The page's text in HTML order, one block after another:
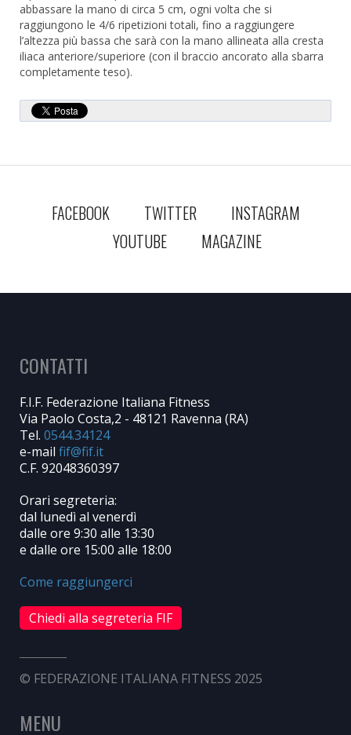
abbassare la mano di circa 5 cm, ogni volta che si
raggiungono le 4/6 ripetizioni totali, fino a raggiungere
l’altezza più bassa che sarà con la mano allineata alla cresta
iliaca anteriore/superiore (con il braccio ancorato alla sbarra
completamente teso).
FACEBOOK TWITTER
INSTAGRAM
YOUTUBE
MAGAZINE
CONTATTI
F.I.F. Federazione Italiana Fitness
Via Paolo Costa,2 - 48121 Ravenna (RA)
Tel. 0544.34124
e-mail
C.F. 92048360397
Orari segreteria:
dal lunedì al venerdì
dalle ore 9:30 alle 13:30
e dalle ore 15:00 alle 18:00
Come raggiungerci
Chiedi alla segreteria FIF
© FEDERAZIONE ITALIANA FITNESS 2025
MENU